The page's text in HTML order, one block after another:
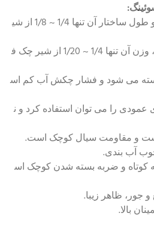
1. طول ساختار کوتاه است و طول ساختار آن تنها 1/4 ~ 1/8 از شی
2. اندازه کوچک و وزن سبک، وزن آن تنها 1/4 ~ 1/20 از شیر چک ف
می شود و فشار چکش آب کم اس
عمودی را می توان استفاده کرد و ن
کوتاه و ضربه بسته شدن کوچک اس